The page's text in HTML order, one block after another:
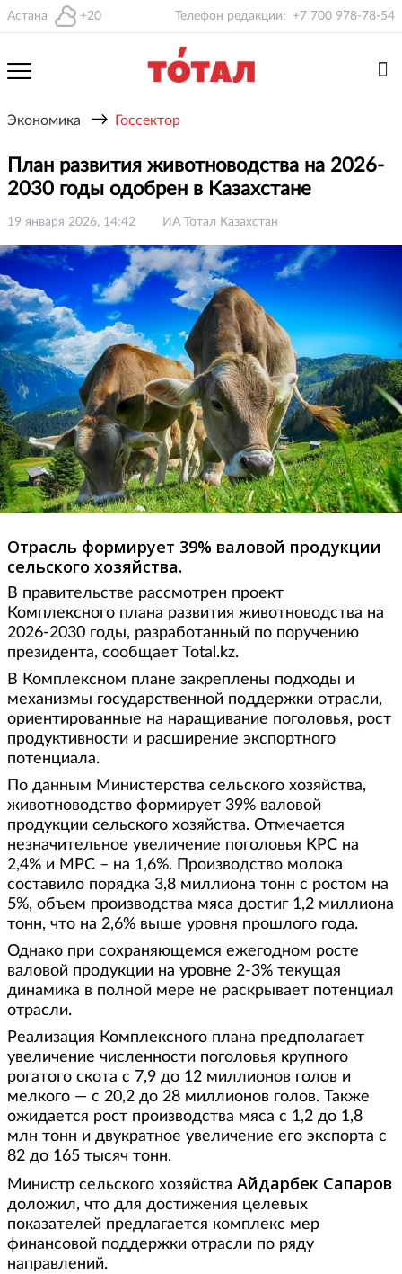
Астана +20 Телефон редакции: +7 700 978-78-54
Экономика → Госсектор
План развития животноводства на 2026-
2030 годы одобрен в Казахстане
19 января 2026, 14:42 ИА Тотал Казахстан
Отрасль формирует 39% валовой продукции
сельского хозяйства.
В правительстве рассмотрен проект
Комплексного плана развития животноводства на
2026-2030 годы, разработанный по поручению
президента, сообщает Total.kz.
В Комплексном плане закреплены подходы и
механизмы государственной поддержки отрасли,
ориентированные на наращивание поголовья, рост
продуктивности и расширение экспортного
потенциала.
По данным Министерства сельского хозяйства,
животноводство формирует 39% валовой
продукции сельского хозяйства. Отмечается
незначительное увеличение поголовья КРС на
2,4% и МРС – на 1,6%. Производство молока
составило порядка 3,8 миллиона тонн с ростом на
5%, объем производства мяса достиг 1,2 миллиона
тонн, что на 2,6% выше уровня прошлого года.
Однако при сохраняющемся ежегодном росте
валовой продукции на уровне 2-3% текущая
динамика в полной мере не раскрывает потенциал
отрасли.
Реализация Комплексного плана предполагает
увеличение численности поголовья крупного
рогатого скота с 7,9 до 12 миллионов голов и
мелкого — с 20,2 до 28 миллионов голов. Также
ожидается рост производства мяса с 1,2 до 1,8
млн тонн и двукратное увеличение его экспорта с
82 до 165 тысяч тонн.
Министр сельского хозяйства Айдарбек Сапаров
доложил, что для достижения целевых
показателей предлагается комплекс мер
финансовой поддержки отрасли по ряду
направлений.